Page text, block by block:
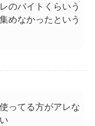
のバイトくらいう
めなかったという
ってる方がアレな